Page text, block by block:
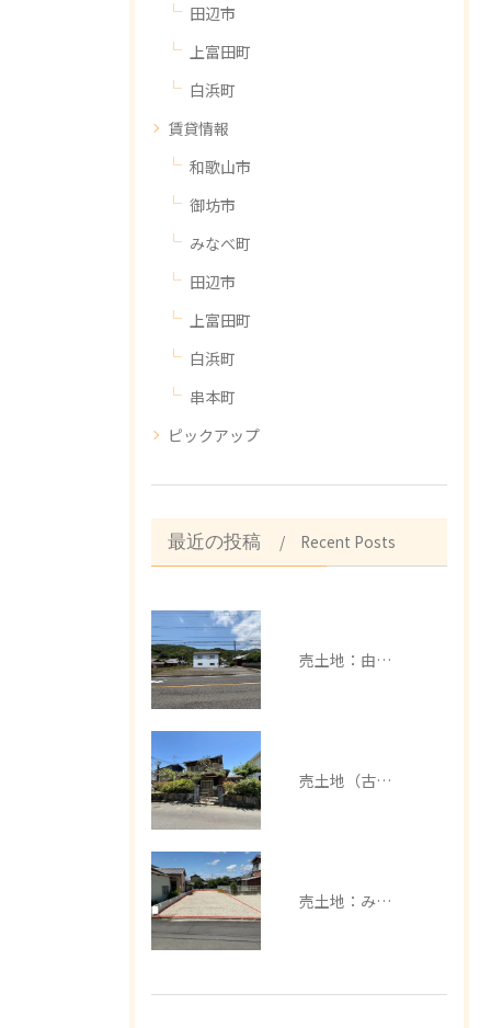
田辺市
上富田町
白浜町
賃貸情報
和歌山市
御坊市
みなべ町
田辺市
上富田町
白浜町
串本町
ピックアップ
最近の投稿 Recent Posts
売土地：由良町中
売土地（古家有）：みなべ町芝
売土地：みなべ町埴田